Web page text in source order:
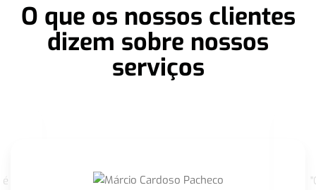
O que os nossos clientes
dizem sobre nossos
serviços